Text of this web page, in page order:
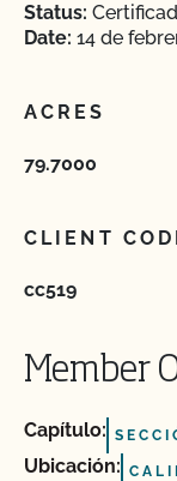
Status:
Date: 14 de
ACRES
79.7000
CLIENT
cc519
Member
Capítulo:
Ubicación: